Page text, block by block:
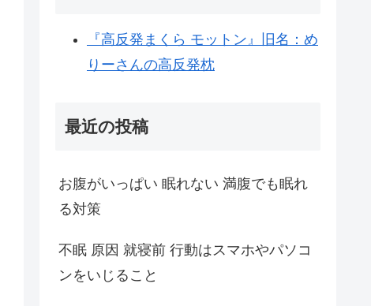
『高反発まくら モットン』旧名：め
りーさんの高反発枕
最近の投稿
お腹がいっぱい 眠れない 満腹でも眠れ
る対策
不眠 原因 就寝前 行動はスマホやパソコ
ンをいじること